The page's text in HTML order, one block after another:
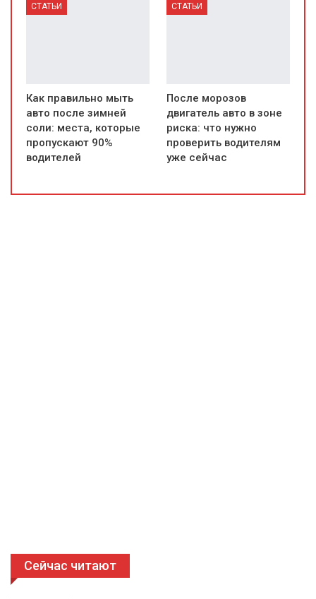
СТАТЬИ
Как правильно мыть
авто после зимней
соли: места, которые
пропускают 90%
водителей
СТАТЬИ
После морозов
двигатель авто в зоне
риска: что нужно
проверить водителям
уже сейчас
Сейчас читают